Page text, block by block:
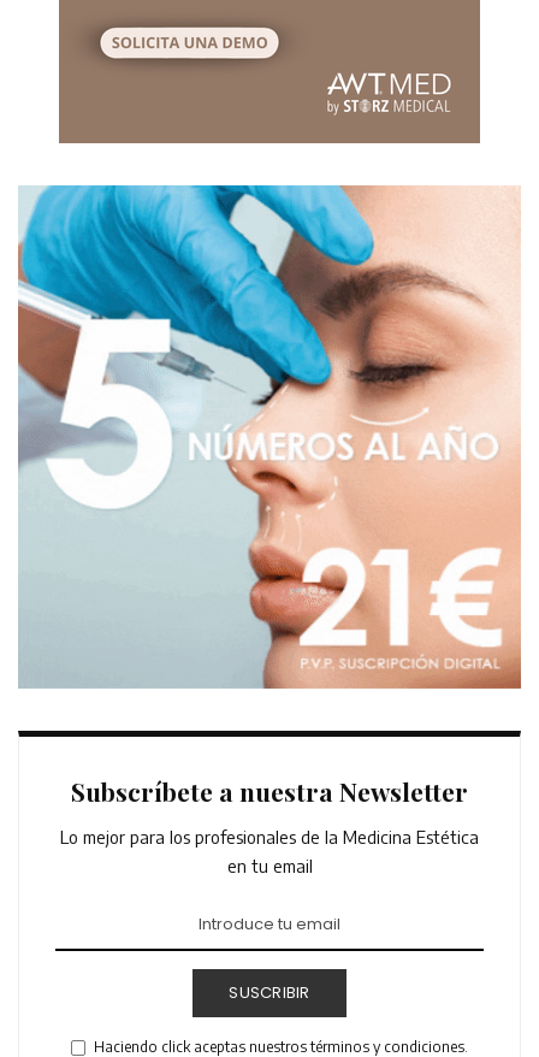
Subscríbete a nuestra Newsletter
Lo mejor para los profesionales de la Medicina Estética
en tu email
SUSCRIBIR
Haciendo click aceptas nuestros términos y condiciones.